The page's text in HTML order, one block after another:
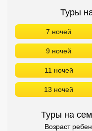
Туры
7 ночей
9 ночей
11 ночей
13 ночей
Туры на
Возраст